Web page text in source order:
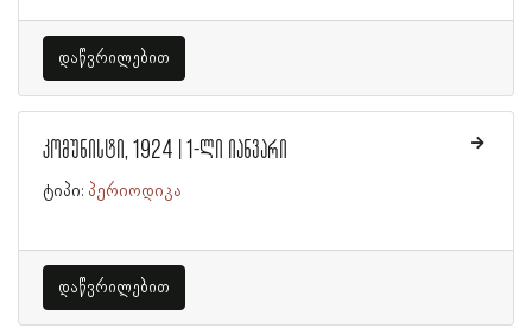
დაწვრილებით
კომუნისტი, 1924 | 1-ლი იანვარი
ტიპი: პერიოდიკა
დაწვრილებით